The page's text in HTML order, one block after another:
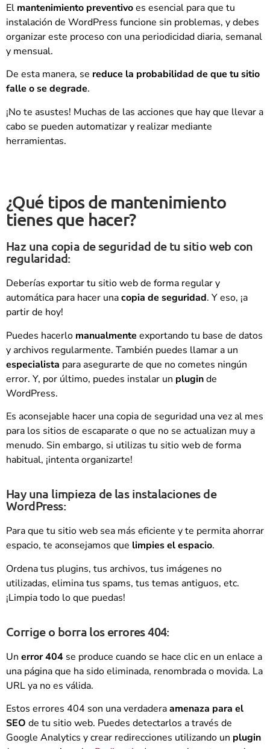
El mantenimiento preventivoes esencial para que tu
instalación de WordPress funcione sin problemas, y debes
organizar este proceso con una periodicidad diaria, semanal
y mensual.
De esta manera, se reduce la probabilidad de que tu sitio
falle o se degrade.
¡No te asustes! Muchas de las acciones que hay que llevar a
cabo se pueden automatizar y realizar mediante
herramientas.
¿Qué tipos de mantenimiento
tienes que hacer?
Haz una copia de seguridad de tu sitio web con
regularidad:
Deberías exportar tu sitio web de forma regular y
automática para hacer unacopia de seguridad. Y eso, ¡a
partir de hoy!
Puedes hacerlo manualmente exportando tu base de datos
y archivos regularmente. También puedes llamar a un
especialista para asegurarte de que no cometes ningún
error. Y, por último, puedes instalar un pluginde
WordPress.
Es aconsejable hacer una copia de seguridad una vez al mes
para los sitios de escaparate o que no se actualizan muy a
menudo. Sin embargo, si utilizas tu sitio web de forma
habitual, ¡intenta organizarte!
Hay una limpieza de las instalaciones de
WordPress:
Para que tu sitio web sea más eficiente y te permita ahorrar
espacio, te aconsejamos que limpies el espacio.
Ordena tus plugins, tus archivos, tus imágenes no
utilizadas, elimina tus spams, tus temas antiguos, etc.
¡Limpia todo lo que puedas!
Corrige o borra los errores 404:
Un error 404 se produce cuando se hace clic en un enlace a
una página que ha sido eliminada, renombrada o movida. La
URL ya no es válida.
Estos errores 404 son una verdaderaamenaza para el
SEO de tu sitio web. Puedes detectarlos a través de
Google Analytics y crear redirecciones utilizando un plugin